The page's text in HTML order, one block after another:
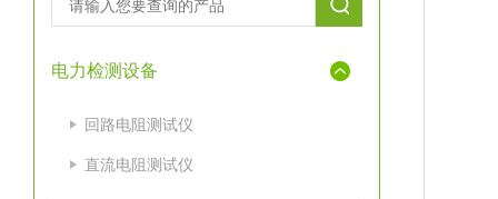
电力检测设备
回路电阻测试仪
直流电阻测试仪